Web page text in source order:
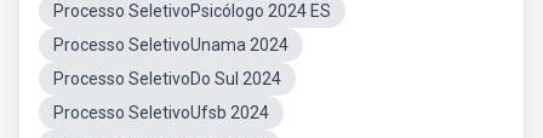
Processo SeletivoPsicólogo 2024 ES
Processo SeletivoUnama 2024
Processo SeletivoDo Sul 2024
Processo SeletivoUfsb 2024